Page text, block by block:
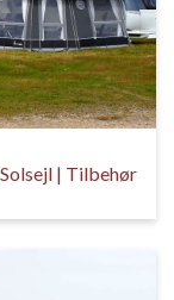
| Tilbehør